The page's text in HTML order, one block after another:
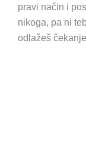
pravi način i
nikoga, pa ni
odlažeš